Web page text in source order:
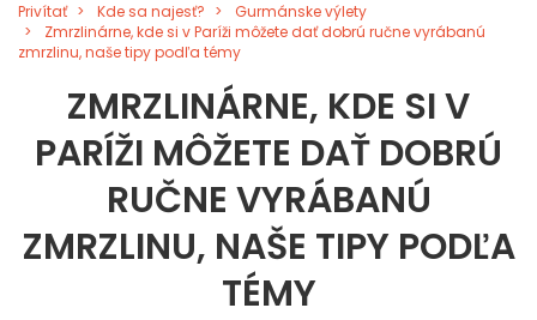
Privítať Kde sa najesť?
Gurmánske výlety
Zmrzlinárne, kde si v Paríži môžete dať dobrú ručne vyrábanú
zmrzlinu, naše tipy podľa témy
ZMRZLINÁRNE, KDE SI V
PARÍŽI MÔŽETE DAŤ DOBRÚ
RUČNE VYRÁBANÚ
ZMRZLINU, NAŠE TIPY PODĽA
TÉMY